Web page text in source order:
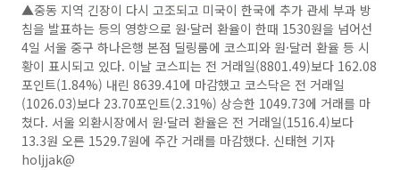
▲중동 지역 긴장이 다시 고조되고 미국이 한국에 추가 관세 부과 방
침을 발표하는 등의 영향으로 원·달러 환율이 한때 1530원을 넘어선
4일 서울 중구 하나은행 본점 딜링룸에 코스피와 원·달러 환율 등 시
황이 표시되고 있다. 이날 코스피는 전 거래일(8801.49)보다 162.08
포인트(1.84%) 내린 8639.41에 마감했고 코스닥은 전 거래일
(1026.03)보다 23.70포인트(2.31%) 상승한 1049.73에 거래를 마
쳤다. 서울 외환시장에서 원·달러 환율은 전 거래일(1516.4)보다
13.3원 오른 1529.7원에 주간 거래를 마감했다. 신태현 기자
holjjak@